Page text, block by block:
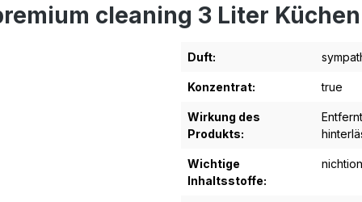
cleaning 3 Liter
Duft:
Konzentrat: true
Wirkung des
Produkts:
Wichtige
Inhaltsstoffe: